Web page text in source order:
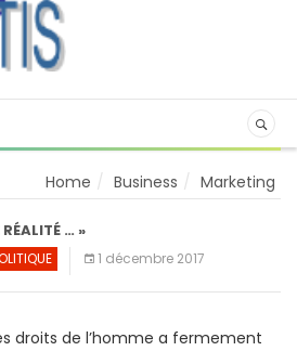
Home Business Marketing
RÉALITÉ … »
1 décembre 2017
droits de l’homme a fermement